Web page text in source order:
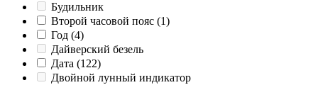
Будильник
Второй часовой пояс (1)
Год (4)
Дайверский безель
Дата (122)
Двойной лунный индикатор